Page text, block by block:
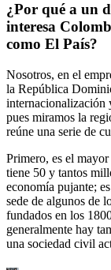
¿Por qué a un
interesa
como El País?
Nosotros, en el
la República
internacionalización
pues miramos la
reúne una serie de
Primero, es el
tiene 50 y tantos
economía pujante;
sede de algunos de
fundados en los
generalmente hay
una sociedad civil